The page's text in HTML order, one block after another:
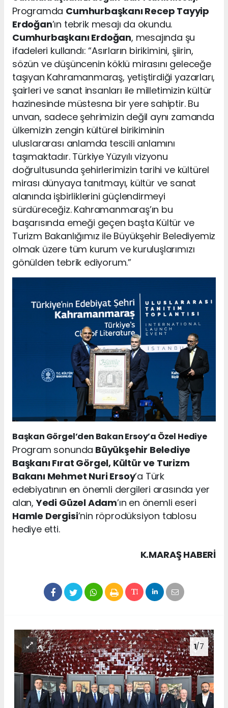
Programda Cumhurbaşkanı Recep Tayyip
Erdoğan’ın tebrik mesajı da okundu.
Cumhurbaşkanı Erdoğan, mesajında şu
ifadeleri kullandı: “Asırların birikimini, şiirin,
sözün ve düşüncenin köklü mirasını geleceğe
taşıyan Kahramanmaraş, yetiştirdiği yazarları,
şairleri ve sanat insanları ile milletimizin kültür
hazinesinde müstesna bir yere sahiptir. Bu
unvan, sadece şehrimizin değil aynı zamanda
ülkemizin zengin kültürel birikiminin
uluslararası anlamda tescili anlamını
taşımaktadır. Türkiye Yüzyılı vizyonu
doğrultusunda şehirlerimizin tarihi ve kültürel
mirası dünyaya tanıtmayı, kültür ve sanat
alanında işbirliklerini güçlendirmeyi
sürdüreceğiz. Kahramanmaraş’ın bu
başarısında emeği geçen başta Kültür ve
Turizm Bakanlığımız ile Büyükşehir Belediyemiz
olmak üzere tüm kurum ve kuruluşlarımızı
gönülden tebrik ediyorum.”
Başkan Görgel’den Bakan Ersoy’a Özel Hediye
Program sonunda Büyükşehir Belediye
Başkanı Fırat Görgel, Kültür ve Turizm
Bakanı Mehmet Nuri Ersoy’a Türk
edebiyatının en önemli dergileri arasında yer
alan,Yedi Güzel Adam’ın en önemli eseri
Hamle Dergisi’nin röprodüksiyon tablosu
hediye etti.
K.MARAŞ HABERİ
1/7